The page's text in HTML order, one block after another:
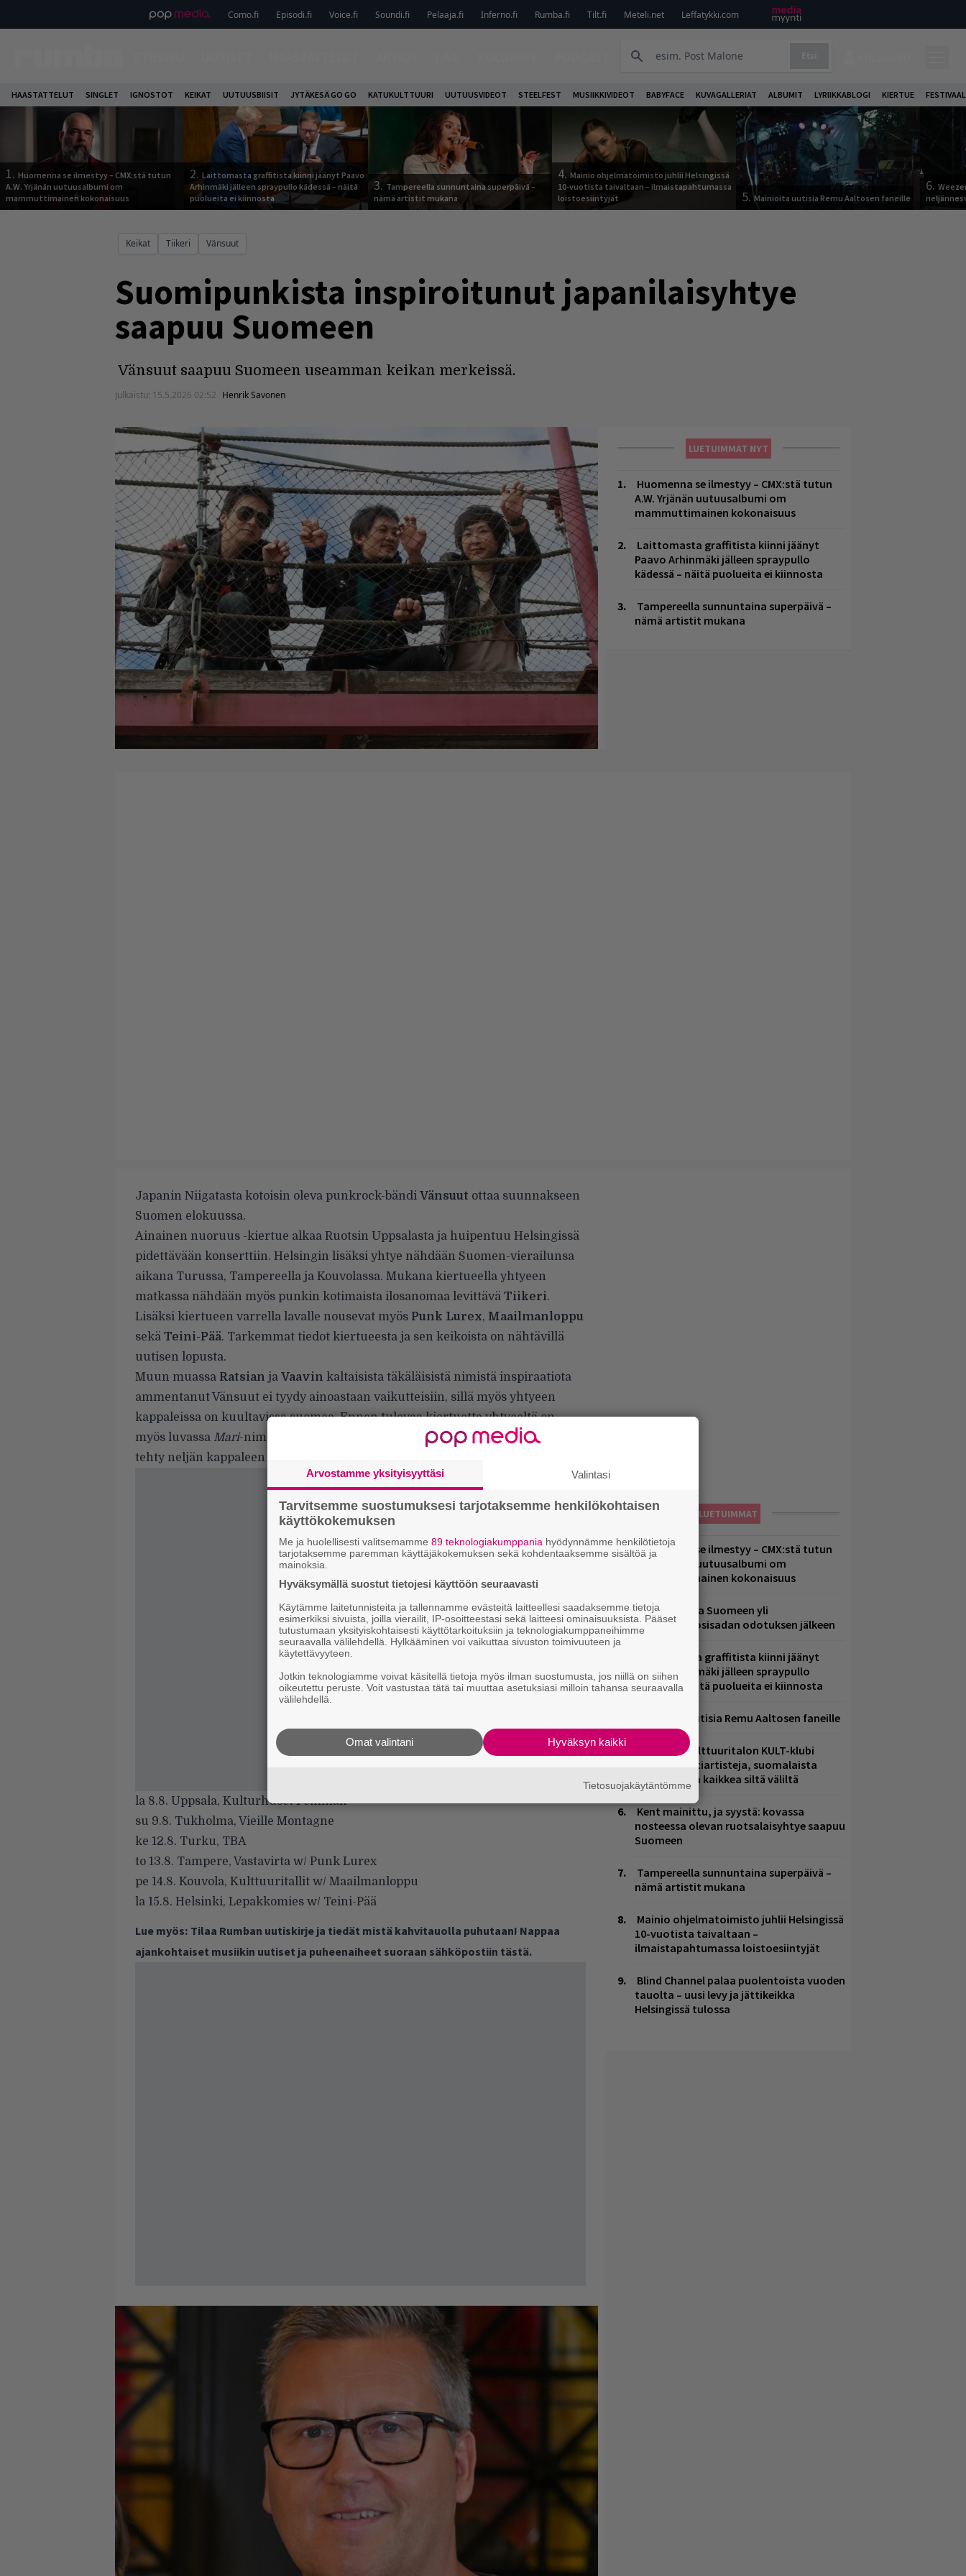
Como.fi Episodi.fi Voice.fi Soundi.fi Pelaaja.fi Inferno.fi Rumba.fi Tilt.fi Meteli.net Leffatykki.com
HAASTATTELUT SINGLET IGNOSTOT KEIKAT UUTUUSBIISIT JYTÄKESÄ GO GO KATUKULTTUURI UUTUUSVIDEOT STEELFEST MUSIIKKIVIDEOT BABYFACE KUVAGALLERIAT ALBUMIT LYRIIKKABLOGI KIERTUE
1. Huomenna se ilmestyy – CMX:stä tutun
A.W. Yrjänän uutuusalbumi om
mammuttimainen kokonaisuus
2. Laittomasta graffitista kiinni jäänyt Paavo
Arhinmäki jälleen spraypullo kädessä – näitä
puolueita ei kiinnosta
3. Tampereella sunnuntaina superpäivä –
nämä artistit mukana
4. Mainio ohjelmatoimisto juhlii Helsingissä
10-vuotista taivaltaan – ilmaistapahtumassa
loistoesiintyjät
5.Mainioita uutisia Remu Aaltosen faneille
6.
Keikat Tiikeri Vänsuut
Suomipunkista inspiroitunut japanilaisyhtye
saapuu Suomeen
Vänsuut saapuu Suomeen useamman keikan merkeissä.
Julkaistu: 15.5.2026 02:52 Henrik Savonen
LUETUIMMAT NYT
Huomenna se ilmestyy – CMX:stä tutun
A.W. Yrjänän uutuusalbumi om
mammuttimainen kokonaisuus
Laittomasta graffitista kiinni jäänyt
Paavo Arhinmäki jälleen spraypullo
kädessä – näitä puolueita ei kiinnosta
Tampereella sunnuntaina superpäivä –
nämä artistit mukana
Japanin Niigatasta kotoisin oleva punkrock-bändi Vänsuut ottaa suunnakseen
Suomen elokuussa.
Ainainen nuoruus -kiertue alkaa Ruotsin Uppsalasta ja huipentuu Helsingissä
pidettävään konserttiin. Helsingin lisäksi yhtye nähdään Suomen-vierailunsa
aikana Turussa, Tampereella ja Kouvolassa. Mukana kiertueella yhtyeen
matkassa nähdään myös punkin kotimaista ilosanomaa levittävä Tiikeri.
Lisäksi kiertueen varrella lavalle nousevat myös Punk Lurex, Maailmanloppu
sekä Teini-Pää. Tarkemmat tiedot kiertueesta ja sen keikoista on nähtävillä
uutisen lopusta.
Muun muassa Ratsian ja Vaavin kaltaisista täkäläisistä nimistä inspiraatiota
ammentanut Vänsuut ei tyydy ainoastaan vaikutteisiin, sillä myös yhtyeen
kappaleissa on kuultavissa suomea. Ennen tulevaa kiertuetta yhtyeeltä on
myös luvassa Mari-niminen ep-levy. Vuonna 2023 ilmestynyt, Tiikerin kanssa
tehty neljän kappaleen
la 8.8. Uppsala, Kulturhuset Femman
su 9.8. Tukholma, Vieille Montagne
ke 12.8. Turku, TBA
to 13.8. Tampere, Vastavirta w/ Punk Lurex
pe 14.8. Kouvola, Kulttuuritallit w/ Maailmanloppu
la 15.8. Helsinki, Lepakkomies w/ Teini-Pää
Lue myös: Tilaa Rumban uutiskirje ja tiedät mistä kahvitauolla puhutaan! Nappaa
ajankohtaiset musiikin uutiset ja puheenaiheet suoraan sähköpostiin tästä.
LUETUIMMAT
Huomenna se ilmestyy – CMX:stä tutun
A.W. Yrjänän uutuusalbumi om
mammuttimainen kokonaisuus
Weezer palaa Suomeen yli
neljännesvuosisadan odotuksen jälkeen
Laittomasta graffitista kiinni jäänyt
Paavo Arhinmäki jälleen spraypullo
kädessä – näitä puolueita ei kiinnosta
Mainioita uutisia Remu Aaltosen faneille
Helsingin Kulttuuritalon KULT-klubi
tarjoaa kulttiartisteja, suomalaista
osaamista ja kaikkea siltä väliltä
Kent mainittu, ja syystä: kovassa
nosteessa olevan ruotsalaisyhtye saapuu
Suomeen
Tampereella sunnuntaina superpäivä –
nämä artistit mukana
Mainio ohjelmatoimisto juhlii Helsingissä
10-vuotista taivaltaan –
ilmaistapahtumassa loistoesiintyjät
Blind Channel palaa puolentoista vuoden
tauolta – uusi levy ja jättikeikka
Helsingissä tulossa
Arvostamme yksityisyyttäsi Valintasi
Tarvitsemme suostumuksesi tarjotaksemme henkilökohtaisen
käyttökokemuksen
Me ja huolellisesti valitsemamme 89 teknologiakumppania hyödynnämme henkilötietoja
tarjotaksemme paremman käyttäjäkokemuksen sekä kohdentaaksemme sisältöä ja
mainoksia.
Hyväksymällä suostut tietojesi käyttöön seuraavasti
Käytämme laitetunnisteita ja tallennamme evästeitä laitteellesi saadaksemme tietoja
esimerkiksi sivuista, joilla vierailit, IP-osoitteestasi sekä laitteesi ominaisuuksista. Pääset
tutustumaan yksityiskohtaisesti käyttötarkoituksiin ja teknologiakumppaneihimme
seuraavalla välilehdellä. Hylkääminen voi vaikuttaa sivuston toimivuuteen ja
käytettävyyteen.
Jotkin teknologiamme voivat käsitellä tietoja myös ilman suostumusta, jos niillä on siihen
oikeutettu peruste. Voit vastustaa tätä tai muuttaa asetuksiasi milloin tahansa seuraavalla
välilehdellä.
Hyväksyn kaikki
Omat valintani
Tietosuojakäytäntömme